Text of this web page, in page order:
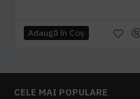
Adaugă în Coş
CELE MAI POPULARE